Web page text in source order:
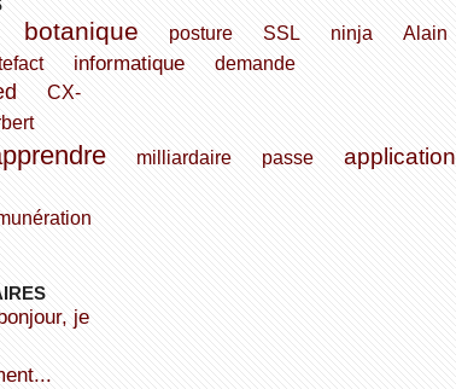
botanique posture SSL ninja
Alain
informatique
demande
CX-
milliardaire passe application